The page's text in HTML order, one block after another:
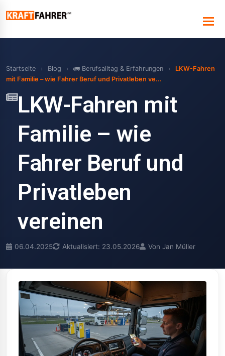
Startseite › Blog › 🚛 Berufsalltag & Erfahrungen ›
LKW-Fahren
mit Familie – wie Fahrer Beruf und Privatleben ve...
LKW-Fahren mit
Familie – wie
Fahrer Beruf und
Privatleben
vereinen
06.04.2025 Aktualisiert: 23.05.2026 Von Jan Müller